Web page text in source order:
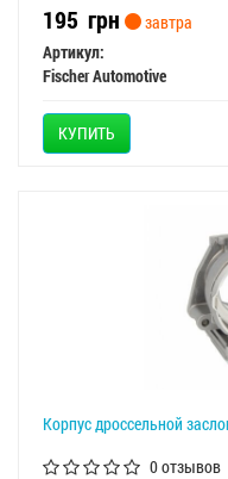
195 грн
завтра
Артикул:
Fischer Automotive
КУПИТЬ
Корпус дроссельной
0 отзывов